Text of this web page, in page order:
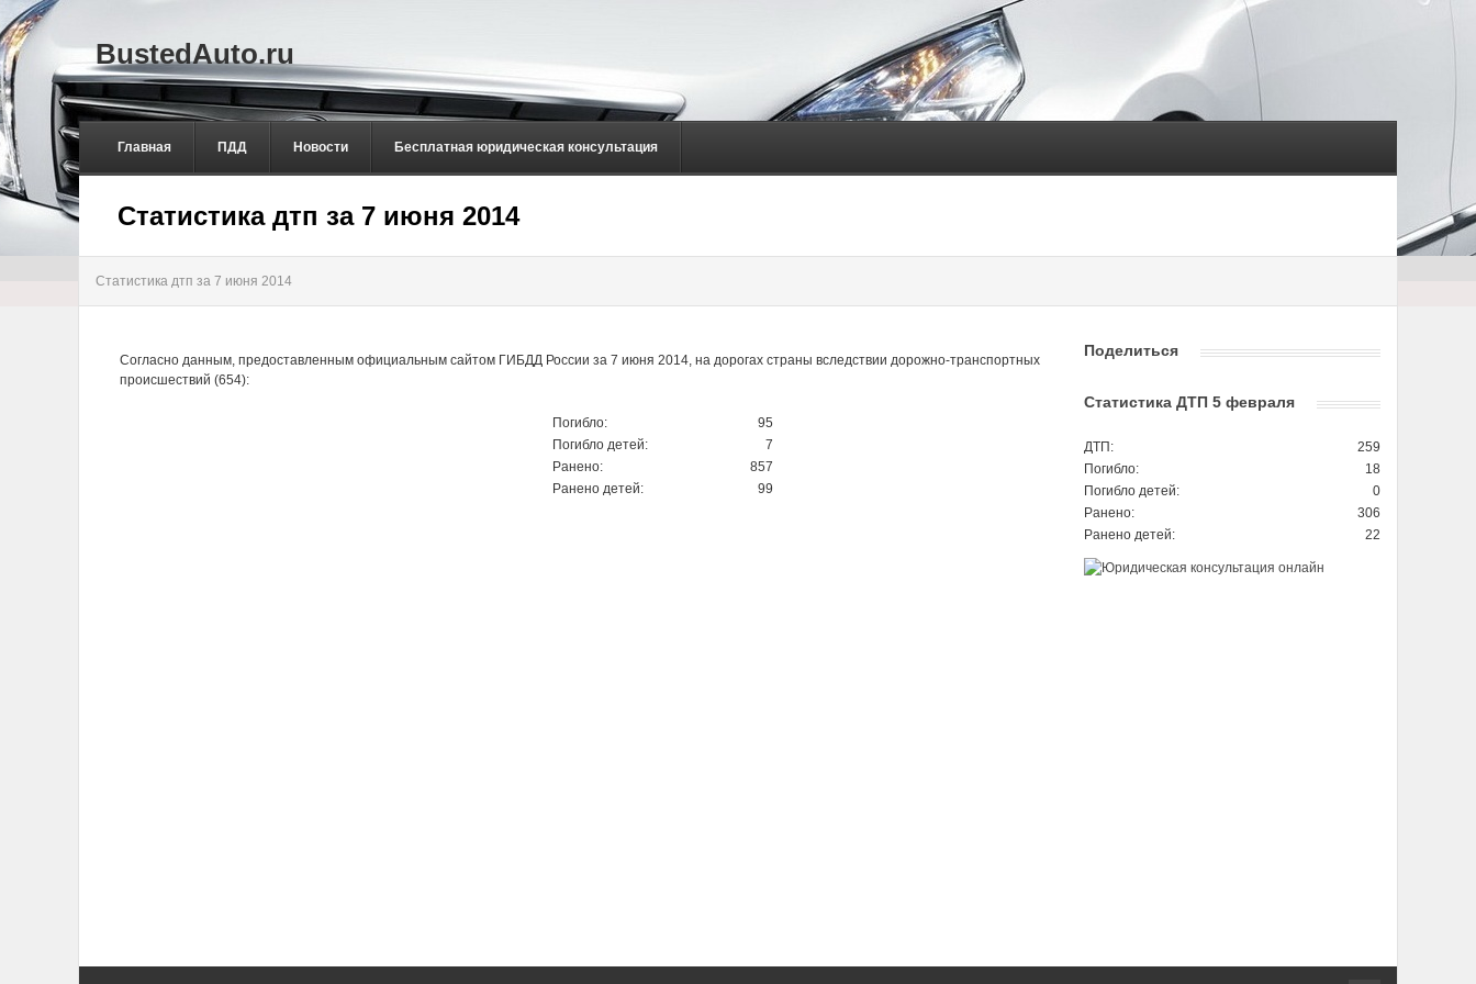
BustedAuto.ru
Главная ПДД Новости Бесплатная юридическая консультация
Статистика дтп за 7 июня 2014
Статистика дтп за 7 июня 2014
Согласно данным, предоставленным официальным сайтом ГИБДД России за 7 июня 2014, на дорогах страны вследствии дорожно-транспортных
происшествий (654):
Погибло:
95
Погибло детей:
7
Ранено:
857
Ранено детей:
99
Поделиться
Статистика ДТП 5 февраля
ДТП:
259
Погибло:
18
Погибло детей:
0
Ранено:
306
Ранено детей:
22